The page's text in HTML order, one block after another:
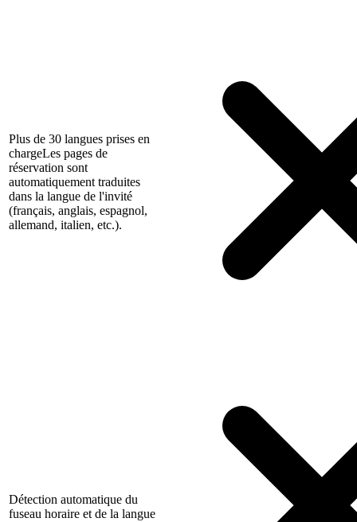
Plus de 30 langues prises en
chargeLes pages de
réservation sont
automatiquement traduites
dans la langue de l'invité
(français, anglais, espagnol,
allemand, italien, etc.).
Détection automatique du
fuseau horaire et de la langue